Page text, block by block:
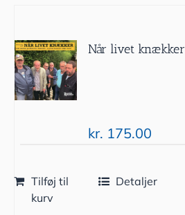
Når livet knækker
kr. 175.00
Tilføj til
kurv
Detaljer